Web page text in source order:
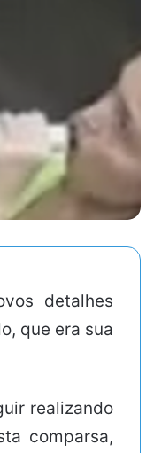
detalhes
que era sua
realizando
comparsa,